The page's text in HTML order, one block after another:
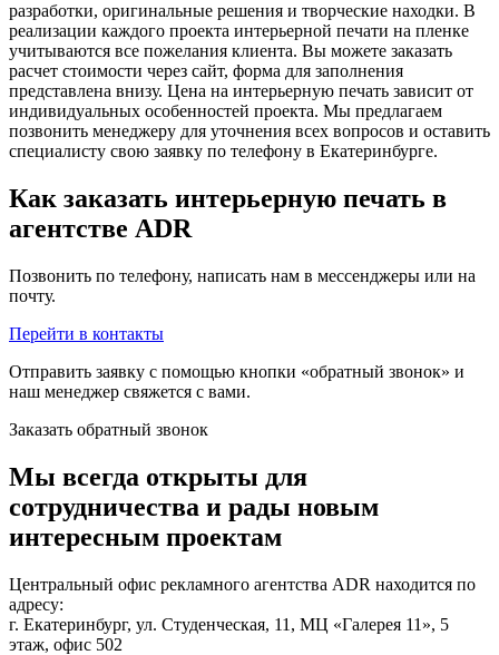
разработки, оригинальные решения и творческие находки. В
реализации каждого проекта интерьерной печати на пленке
учитываются все пожелания клиента. Вы можете заказать
расчет стоимости через сайт, форма для заполнения
представлена внизу. Цена на интерьерную печать зависит от
индивидуальных особенностей проекта. Мы предлагаем
позвонить менеджеру для уточнения всех вопросов и оставить
специалисту свою заявку по телефону в Екатеринбурге.
Как заказать интерьерную печать в
агентстве ADR
Позвонить по телефону, написать нам в мессенджеры или на
почту.
Перейти в контакты
Отправить заявку с помощью кнопки «обратный звонок» и
наш менеджер свяжется с вами.
Заказать обратный звонок
Мы всегда открыты для
сотрудничества и рады новым
интересным проектам
Центральный офис рекламного агентства ADR находится по
адресу:
г. Екатеринбург, ул. Студенческая, 11, МЦ «Галерея 11», 5
этаж, офис 502